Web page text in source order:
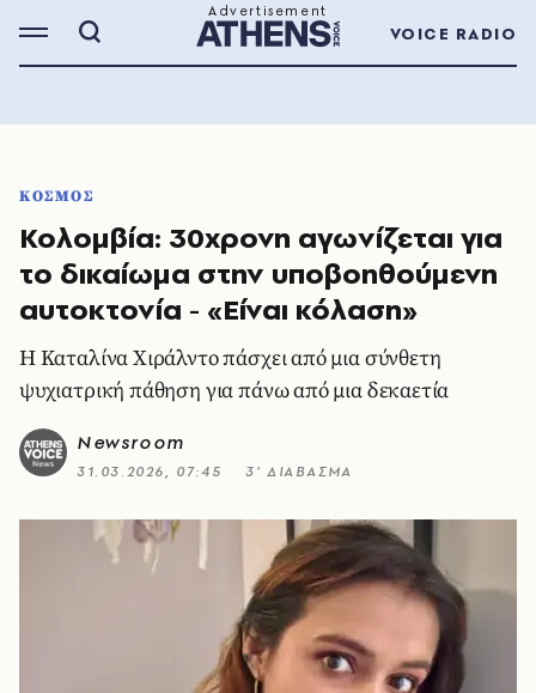
VOICE RADIO
ΚΟΣΜΟΣ
Κολομβία: 30χρονη αγωνίζεται για
το δικαίωμα στην υποβοηθούμενη
αυτοκτονία - «Είναι κόλαση»
Η Καταλίνα Χιράλντο πάσχει από μια σύνθετη
ψυχιατρική πάθηση για πάνω από μια δεκαετία
Newsroom
31.03.2026, 07:45 3’ ΔΙΑΒΑΣΜΑ